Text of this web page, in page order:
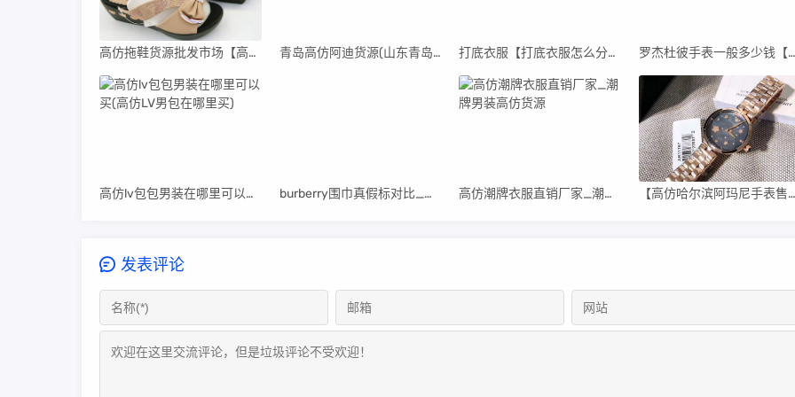
高仿拖鞋货源批发市场【高仿拖鞋货源批发市场在哪里】 青岛高仿阿迪货源(山东青岛阿迪达斯代工厂真假) 打底衣服【打底衣服怎么分前后】 罗杰杜彼手表一般多少钱【罗杰杜彼男士手表高仿】
高仿lv包包男装在哪里可以买(高仿LV男包在哪里买) burberry围巾真假标对比_高仿burberry围巾 高仿潮牌衣服直销厂家_潮牌男装高仿货源 【高仿哈尔滨阿玛尼手表售后维修中心】
发表评论